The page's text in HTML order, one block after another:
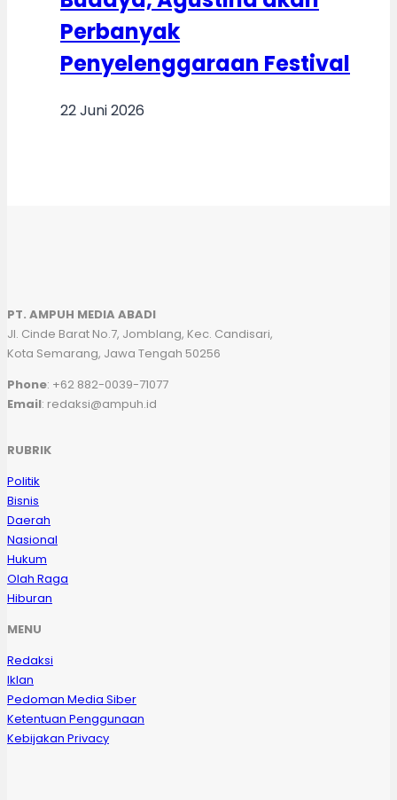
Perbanyak
Penyelenggaraan Festival
22 Juni 2026
PT. AMPUH MEDIA ABADI
Jl. Cinde Barat No.7, Jomblang, Kec. Candisari,
Kota Semarang, Jawa Tengah 50256
Phone: +62 882-0039-71077
Email: redaksi@ampuh.id
RUBRIK
Politik
Bisnis
Daerah
Nasional
Hukum
Olah Raga
Hiburan
MENU
Redaksi
Iklan
Pedoman Media Siber
Ketentuan Penggunaan
Kebijakan Privacy